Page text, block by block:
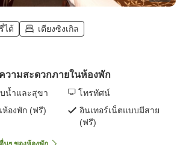
ได้ เตียงซิงเกิล
วามสะดวกภายในห้องพัก
น้ำและสุขา
โทรทัศน์
ห้องพัก (ฟรี)
อินเทอร์เน็ตแบบมีสาย
(ฟรี)